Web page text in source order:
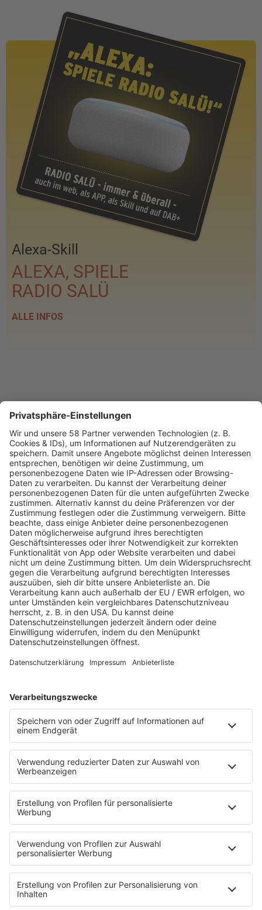
Alexa-Skill
ALEXA, SPIELE
RADIO SALÜ
ALLE INFOS
PROGRAMM
Webstream
Webcam
SALÜ am Morgen
Podcast
Aktuelle Beiträge und Themen
Sound of Saarland
Martina Straten
Hitstory
Schlaumeier-Duell
Mundwerk - schlau frühstücken
FUN
Kontakt-Board
App
T.B. Action-Hero
10 Fragen 10 Antworten
Chat-Community
SALÜ TV
SERVICE
Wetter
Verkehr & Blitzer
Weggehtipps